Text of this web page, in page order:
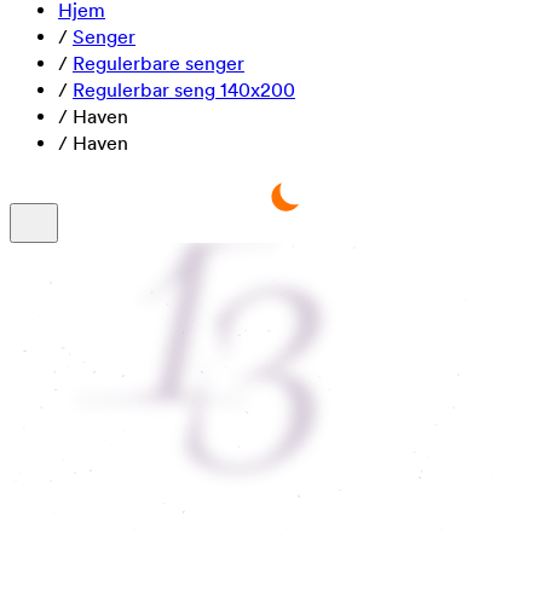
Hjem
/ Senger
/ Regulerbare senger
/ Regulerbar seng 140x200
/ Haven
/ Haven